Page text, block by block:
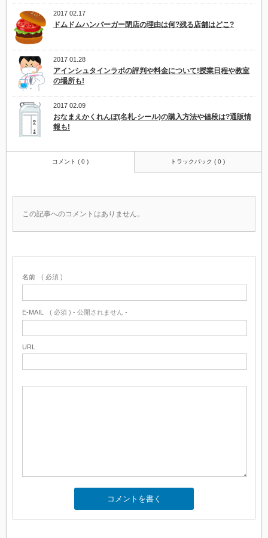
2017 02.17
ドムドムハンバーガー閉店の理由は何?残る店舗はどこ?
2017 01.28
アインシュタインラボの評判や料金について!授業日程や教室
の場所も!
2017 02.09
おなまえかくれんぼ(名札-シール)の購入方法や値段は?通販情
報も!
コメント ( 0 ) トラックバック ( 0 )
この記事へのコメントはありません。
名前 ( 必須 )
E-MAIL ( 必須 ) - 公開されません -
URL